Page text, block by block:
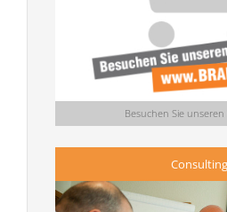
Besuchen Sie
Consulting